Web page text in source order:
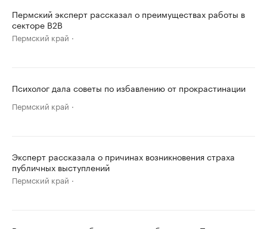
Пермский эксперт рассказал о преимуществах работы в
секторе B2B
Пермский край
Психолог дала советы по избавлению от прокрастинации
Пермский край
Эксперт рассказала о причинах возникновения страха
публичных выступлений
Пермский край